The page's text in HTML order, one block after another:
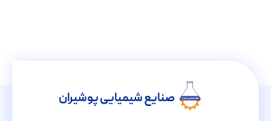
صنایع شیمیایی پوشیران